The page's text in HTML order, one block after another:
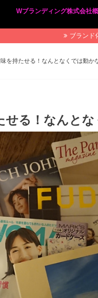
Wブランディング株式会社
プライバシーポリシー
特定商取引法に基づく表記
ブランド
を持たせる！なんとなくでは動か
せる！なんと